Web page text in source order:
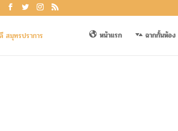
หน้าแรก ฉากกั้นห้อง